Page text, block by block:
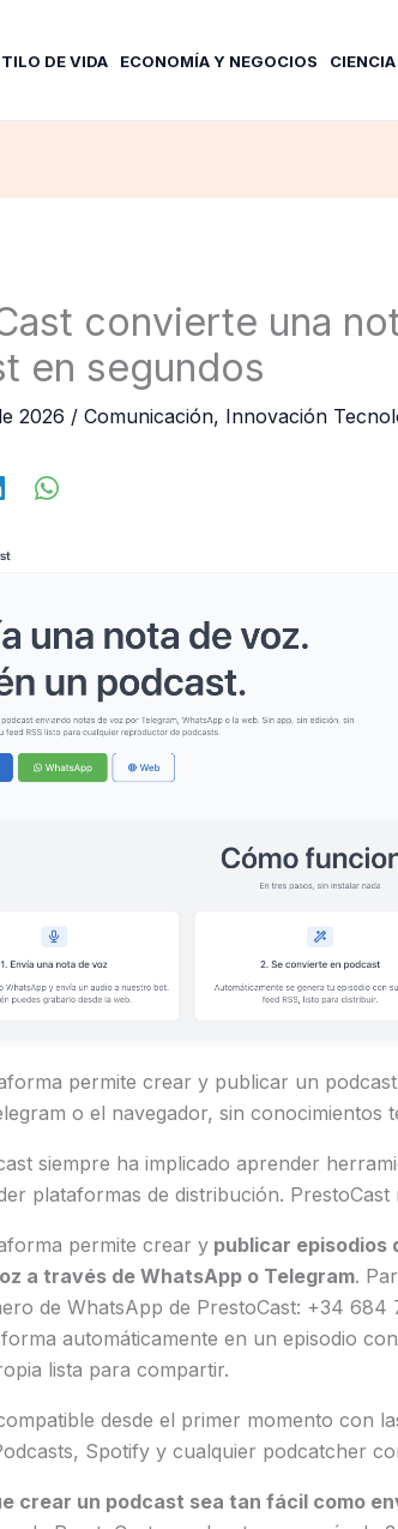
DE VIDA ECONOMÍA Y NEGOCIOS
convierte una
en segundos
2026 / Comunicación, Innovación
permite crear y publicar un
o el navegador, sin conocimientos
siempre ha implicado aprender
plataformas de distribución.
permite crear ypublicar episodios
a través de WhatsApp o Telegram.
de WhatsApp de PrestoCast: +34 684
automáticamente en un episodio
lista para compartir.
desde el primer momento con
Spotify y cualquier podcatcher
crear un podcast sea tan fácil como